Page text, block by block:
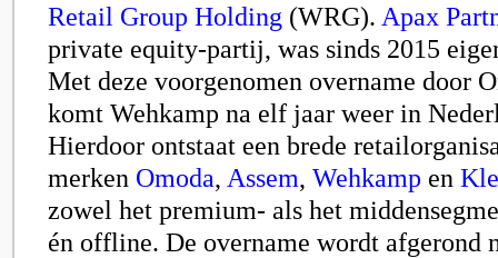
Retail Group Holding (WRG). Apax
private equity-partij, was sinds 2015
Met deze voorgenomen overname door
komt Wehkamp na elf jaar weer in
Hierdoor ontstaat een brede
merken Omoda, Assem, Wehkamp en
zowel het premium- als het
én offline. De overname wordt afgerond